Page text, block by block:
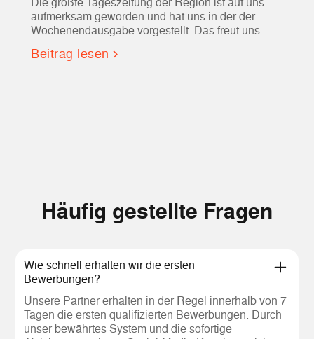
aufmerksam geworden und hat uns in der der
Wochenendausgabe vorgestellt. Das freut uns
Entscheidung unser Büro in der Stadt (mit der
Beitrag lesen
Häufig gestellte Fragen
Wie schnell erhalten wir die ersten
Bewerbungen?
Unsere Partner erhalten in der Regel innerhalb von 7
Tagen die ersten qualifizierten Bewerbungen. Durch
unser bewährtes System und die sofortige